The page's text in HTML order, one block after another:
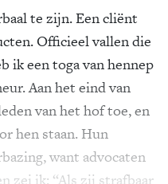
te zijn. Een cliënt
Officieel vallen die
ik een toga van hennep
Aan het eind van
van het hof toe, en
hen staan. Hun
want advocaten
zei ik: “Als zij strafbaar